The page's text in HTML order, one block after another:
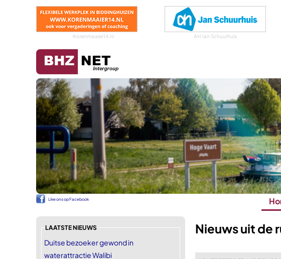
Korenmaaier14.nl AH Jan Schuurhuis
Like ons op Facebook
LAATSTE NIEUWS
Duitse bezoeker gewond in
waterattractie Walibi
Nieuws uit de